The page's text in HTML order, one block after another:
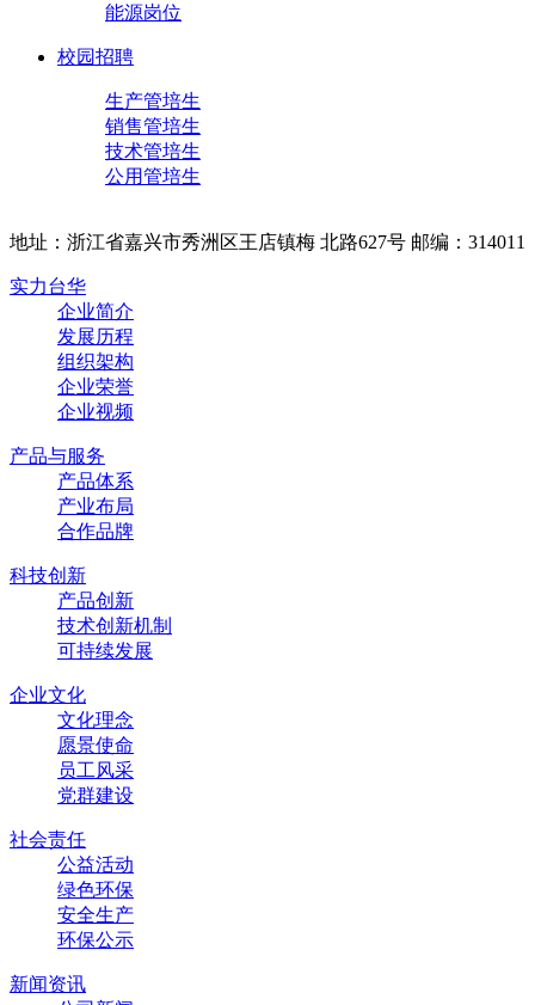
能源岗位
校园招聘
生产管培生
销售管培生
技术管培生
公用管培生
地址：浙江省嘉兴市秀洲区王店镇梅 北路627号 邮编：314011
实力台华
企业简介
发展历程
组织架构
企业荣誉
企业视频
产品与服务
产品体系
产业布局
合作品牌
科技创新
产品创新
技术创新机制
可持续发展
企业文化
文化理念
愿景使命
员工风采
党群建设
社会责任
公益活动
绿色环保
安全生产
环保公示
新闻资讯